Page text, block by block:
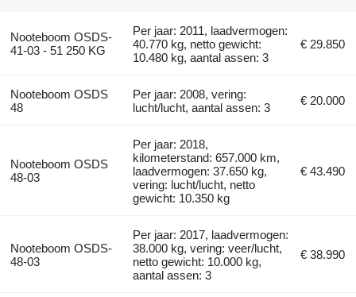
Nooteboom OSDS-
41-03 - 51 250 KG
Per jaar: 2011, laadvermogen:
40.770 kg, netto gewicht:
10.480 kg, aantal assen: 3
€ 29.850
Nooteboom OSDS
48
Per jaar: 2008, vering:
lucht/lucht, aantal assen: 3
€ 20.000
Nooteboom OSDS
48-03
Per jaar: 2018,
kilometerstand: 657.000 km,
laadvermogen: 37.650 kg,
vering: lucht/lucht, netto
gewicht: 10.350 kg
€ 43.490
Nooteboom OSDS-
48-03
Per jaar: 2017, laadvermogen:
38.000 kg, vering: veer/lucht,
netto gewicht: 10.000 kg,
aantal assen: 3
€ 38.990